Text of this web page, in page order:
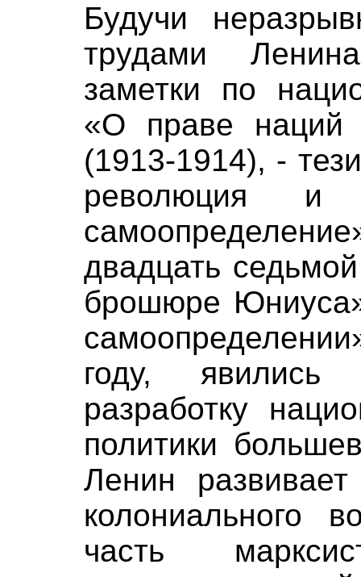
Будучи
трудами
заметки по
«О праве наций
(1913-1914), -
революция
двадцать
брошюре
году,
разработку
политики
Ленин
колониального
часть